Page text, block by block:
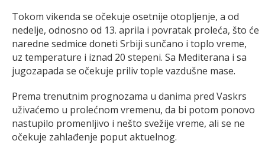
Tokom vikenda se očekuje osetnije otopljenje, a od
nedelje, odnosno od 13. aprila i povratak proleća, što će
naredne sedmice doneti Srbiji sunčano i toplo vreme,
uz temperature i iznad 20 stepeni. Sa Mediterana i sa
jugozapada se očekuje priliv tople vazdušne mase.
Prema trenutnim prognozama u danima pred Vaskrs
uživaćemo u prolećnom vremenu, da bi potom ponovo
nastupilo promenljivo i nešto svežije vreme, ali se ne
očekuje zahlađenje poput aktuelnog.